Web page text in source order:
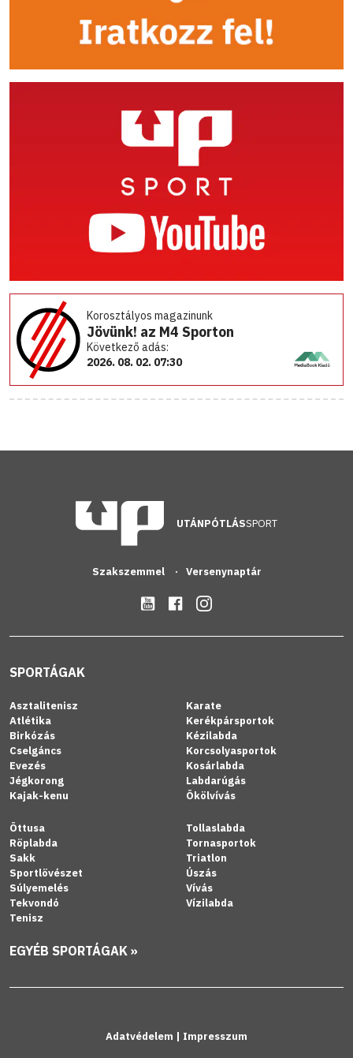
Korosztályos magazinunk
Jövünk! az M4 Sporton
Következő adás:
2026. 08. 02. 07:30
UTÁNPÓTLÁSSPORT
Szakszemmel Versenynaptár
SPORTÁGAK
Asztalitenisz
Atlétika
Birkózás
Cselgáncs
Evezés
Jégkorong
Kajak-kenu
Karate
Kerékpársportok
Kézilabda
Korcsolyasportok
Kosárlabda
Labdarúgás
Ökölvívás
Öttusa
Röplabda
Sakk
Sportlövészet
Súlyemelés
Tekvondó
Tenisz
Tollaslabda
Tornasportok
Triatlon
Úszás
Vívás
Vízilabda
EGYÉB SPORTÁGAK »
Adatvédelem | Impresszum